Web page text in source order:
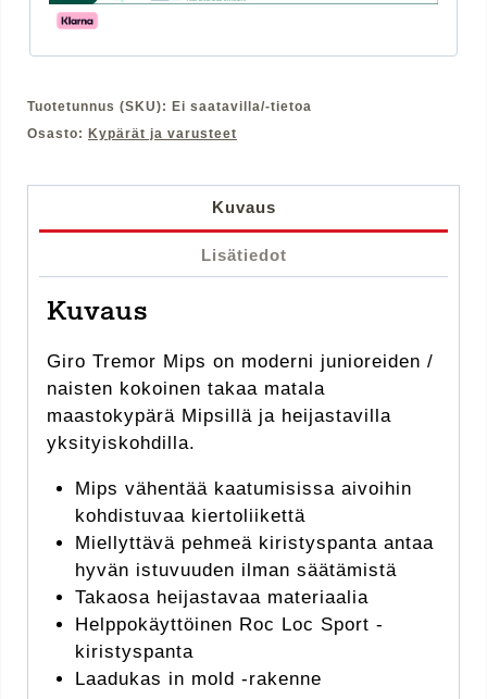
Tuotetunnus (SKU): Ei saatavilla/-tietoa
Osasto: Kypärät ja varusteet
Kuvaus
Lisätiedot
Kuvaus
Giro Tremor Mips on moderni junioreiden /
naisten kokoinen takaa matala
maastokypärä Mipsillä ja heijastavilla
yksityiskohdilla.
Mips vähentää kaatumisissa aivoihin
kohdistuvaa kiertoliikettä
Miellyttävä pehmeä kiristyspanta antaa
hyvän istuvuuden ilman säätämistä
Takaosa heijastavaa materiaalia
Helppokäyttöinen Roc Loc Sport -
kiristyspanta
Laadukas in mold -rakenne